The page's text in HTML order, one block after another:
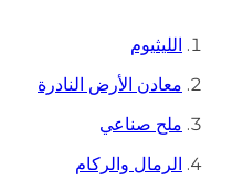
الليثيوم
معادن الأرض النادرة
ملح صناعي
الرمال والركام